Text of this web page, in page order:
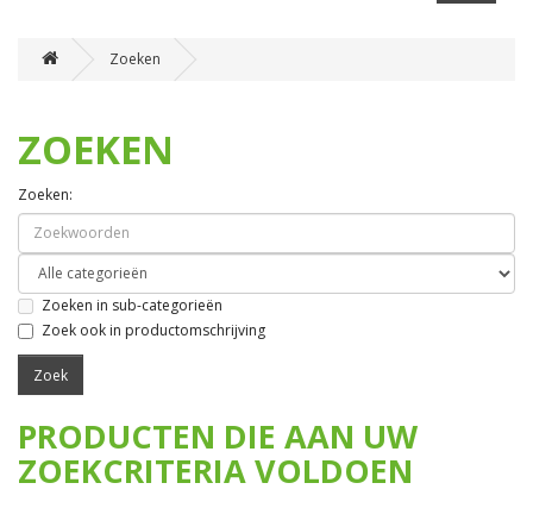
Zoeken
ZOEKEN
Zoeken:
Zoeken in sub-categorieën
Zoek ook in productomschrijving
PRODUCTEN DIE AAN UW
ZOEKCRITERIA VOLDOEN